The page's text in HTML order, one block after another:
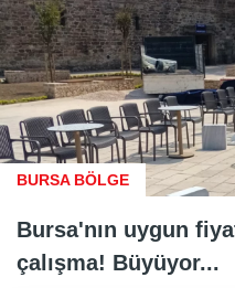
BURSA BÖLGE
Bursa'nın uygun
çalışma! Büyüyor...